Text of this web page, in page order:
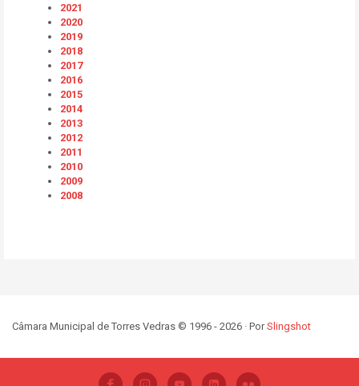
2021
2020
2019
2018
2017
2016
2015
2014
2013
2012
2011
2010
2009
2008
Câmara Municipal de Torres Vedras © 1996 - 2026 · PorSlingshot